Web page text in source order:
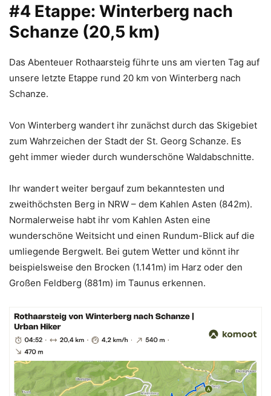
#4 Etappe: Winterberg nach
Schanze (20,5 km)
Das Abenteuer Rothaarsteig führte uns am vierten Tag auf
unsere letzte Etappe rund 20 km von Winterberg nach
Schanze.
Von Winterberg wandert ihr zunächst durch das Skigebiet
zum Wahrzeichen der Stadt der St. Georg Schanze. Es
geht immer wieder durch wunderschöne Waldabschnitte.
Ihr wandert weiter bergauf zum bekanntesten und
zweithöchsten Berg in NRW – dem Kahlen Asten (842m).
Normalerweise habt ihr vom Kahlen Asten eine
wunderschöne Weitsicht und einen Rundum-Blick auf die
umliegende Bergwelt. Bei gutem Wetter und könnt ihr
beispielsweise den Brocken (1.141m) im Harz oder den
Großen Feldberg (881m) im Taunus erkennen.